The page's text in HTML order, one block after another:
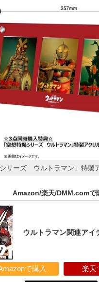
シリーズ ウルトラマン」特製
Amazon/楽天/DMM.comで
ウルトラマン関連アイ
で購入 楽天